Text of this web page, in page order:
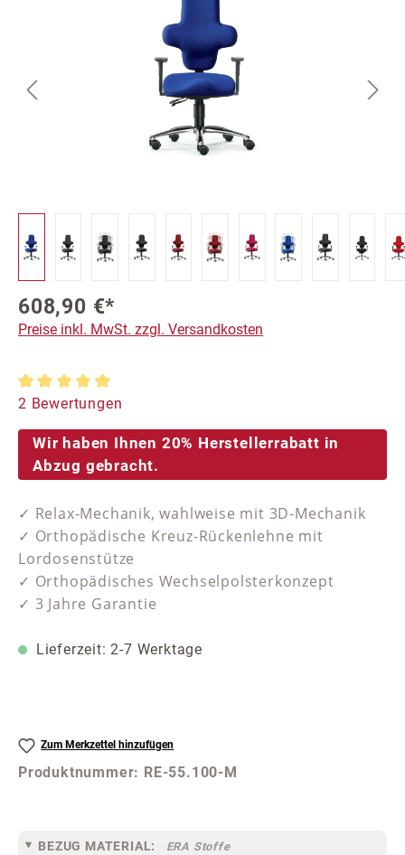
608,90 €*
Preise inkl. MwSt. zzgl. Versandkosten
Durchschnittliche Bewertung von 5 von 5 Sternen
2 Bewertungen
Wir haben Ihnen 20% Herstellerrabatt in
Abzug gebracht.
✓ Relax-Mechanik, wahlweise mit 3D-Mechanik
✓ Orthopädische Kreuz-Rückenlehne mit
Lordosenstütze
✓ Orthopädisches Wechselpolsterkonzept
✓ 3 Jahre Garantie
Lieferzeit: 2-7 Werktage
Zum Merkzettel hinzufügen
Produktnummer: RE-55.100-M
BEZUG MATERIAL: ERA Stoffe